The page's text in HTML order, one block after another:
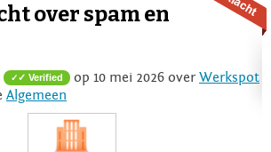
over spam en
✓ Verified op 10 mei 2026 overWerkspot
Algemeen